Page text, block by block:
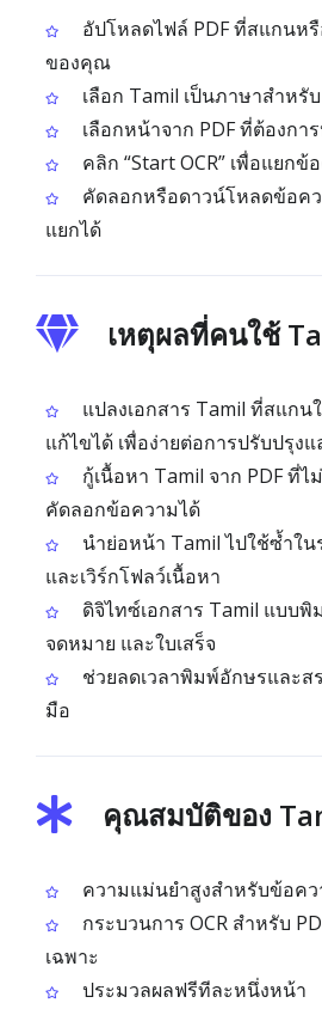
อัปโหลดไฟล์ PDF ที่สแกนห
ของคุณ
เลือก Tamil เป็นภาษาสำหรับ
เลือกหน้าจาก PDF ที่ต้องกา
คลิก “Start OCR” เพื่อแยก
คัดลอกหรือดาวน์โหลดข้อค
แยกได้
เหตุผลที่คนใช้
แปลงเอกสาร Tamil ที่สแก
แก้ไขได้ เพื่อง่ายต่อการปรับปรุง
กู้เนื้อหา Tamil จาก PDF ที่
คัดลอกข้อความได้
นำย่อหน้า Tamil ไปใช้ซ้ำใ
และเวิร์กโฟลว์เนื้อหา
ดิจิไทซ์เอกสาร Tamil แบบพิ
จดหมาย และใบเสร็จ
ช่วยลดเวลาพิมพ์อักษรและส
มือ
คุณสมบัติของ
ความแม่นยำสูงสำหรับข้อค
กระบวนการ OCR สำหรับ
เฉพาะ
ประมวลผลฟรีทีละหนึ่งหน้า